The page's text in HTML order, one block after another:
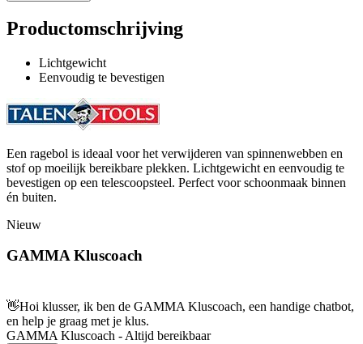
Productomschrijving
Lichtgewicht
Eenvoudig te bevestigen
Een ragebol is ideaal voor het verwijderen van spinnenwebben en
stof op moeilijk bereikbare plekken. Lichtgewicht en eenvoudig te
bevestigen op een telescoopsteel. Perfect voor schoonmaak binnen
én buiten.
Nieuw
GAMMA Kluscoach
👋Hoi klusser, ik ben de GAMMA Kluscoach, een handige chatbot,
en help je graag met je klus.
GAMMA Kluscoach - Altijd bereikbaar